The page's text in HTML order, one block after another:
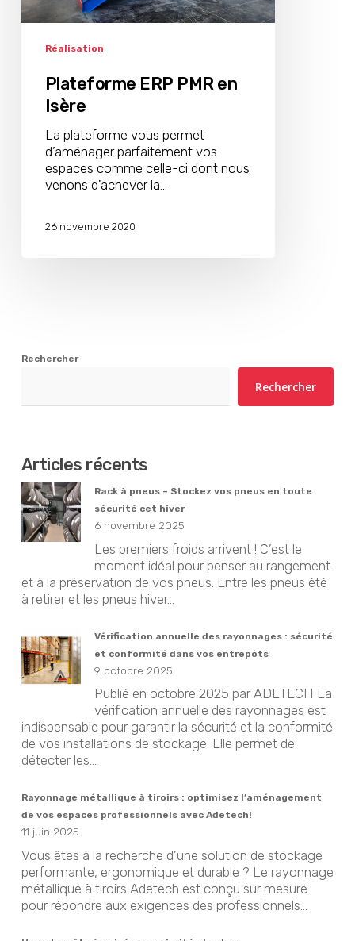
Réalisation
Plateforme ERP PMR en
Isère
La plateforme vous permet
d’aménager parfaitement vos
espaces comme celle-ci dont nous
venons d'achever la…
26 novembre 2020
Rechercher
Rechercher
Articles récents
Rack à pneus – Stockez vos pneus en toute
sécurité cet hiver
6 novembre 2025
Les premiers froids arrivent ! C’est le
moment idéal pour penser au rangement
et à la préservation de vos pneus. Entre les pneus été
à retirer et les pneus hiver...
Vérification annuelle des rayonnages : sécurité
et conformité dans vos entrepôts
9 octobre 2025
Publié en octobre 2025 par ADETECH La
vérification annuelle des rayonnages est
indispensable pour garantir la sécurité et la conformité
de vos installations de stockage. Elle permet de
détecter les...
Rayonnage métallique à tiroirs : optimisez l’aménagement
de vos espaces professionnels avec Adetech!
11 juin 2025
Vous êtes à la recherche d’une solution de stockage
performante, ergonomique et durable ? Le rayonnage
métallique à tiroirs Adetech est conçu sur mesure
pour répondre aux exigences des professionnels...